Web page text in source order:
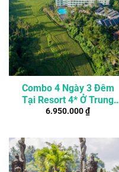
Combo 4 Ngày 3 Đêm
Tại Resort 4* Ở Trung
Tâm Ubud, Bali
6.950.000₫